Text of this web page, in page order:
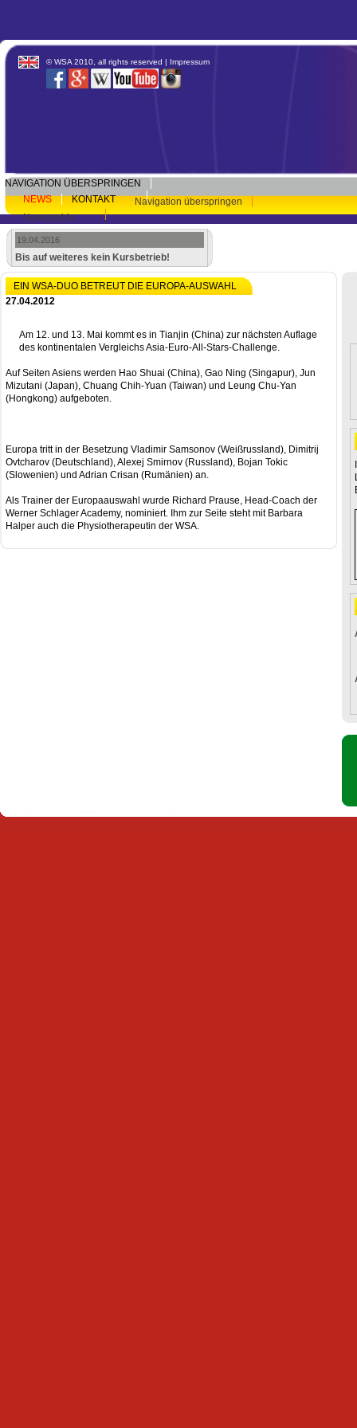
© WSA 2010, all rights reserved | Impressum
NAVIGATION ÜBERSPRINGEN
NEWS
KONTAKT
Navigation überspringen
Newsarchiv
19.04.2016
Bis auf weiteres kein Kursbetrieb!
EIN WSA-DUO BETREUT DIE EUROPA-AUSWAHL
27.04.2012
Am 12. und 13. Mai kommt es in Tianjin (China) zur nächsten Auflage
des kontinentalen Vergleichs Asia-Euro-All-Stars-Challenge.
Auf Seiten Asiens werden Hao Shuai (China), Gao Ning (Singapur), Jun
Mizutani (Japan), Chuang Chih-Yuan (Taiwan) und Leung Chu-Yan
(Hongkong) aufgeboten.
Europa tritt in der Besetzung Vladimir Samsonov (Weißrussland), Dimitrij
Ovtcharov (Deutschland), Alexej Smirnov (Russland), Bojan Tokic
(Slowenien) und Adrian Crisan (Rumänien) an.
Als Trainer der Europaauswahl wurde Richard Prause, Head-Coach der
Werner Schlager Academy, nominiert. Ihm zur Seite steht mit Barbara
Halper auch die Physiotherapeutin der WSA.